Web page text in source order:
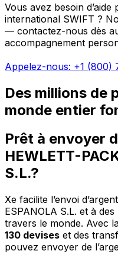
Vous avez besoin
international SWIFT ?
— contactez-nous dès
accompagnement
Appelez-nous: +1 (800)
Des millions de
monde entier
Prêt à envoyer
HEWLETT-
S.L.?
Xe facilite l’envoi
ESPANOLA S.L. et à
travers le monde. Avec
130 devises et des
pouvez envoyer de